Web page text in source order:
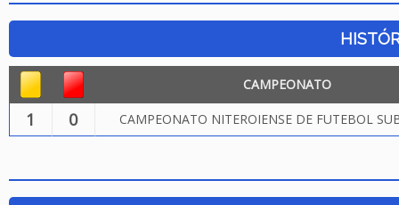
CAMPEONATO
1 0 CAMPEONATO NITEROIENSE DE FUTEBOL